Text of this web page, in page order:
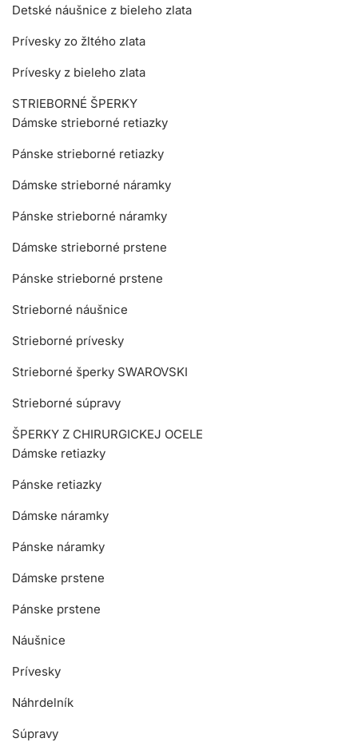
Detské náušnice z bieleho zlata
Prívesky zo žltého zlata
Prívesky z bieleho zlata
STRIEBORNÉ ŠPERKY
Dámske strieborné retiazky
Pánske strieborné retiazky
Dámske strieborné náramky
Pánske strieborné náramky
Dámske strieborné prstene
Pánske strieborné prstene
Strieborné náušnice
Strieborné prívesky
Strieborné šperky SWAROVSKI
Strieborné súpravy
ŠPERKY Z CHIRURGICKEJ OCELE
Dámske retiazky
Pánske retiazky
Dámske náramky
Pánske náramky
Dámske prstene
Pánske prstene
Náušnice
Prívesky
Náhrdelník
Súpravy